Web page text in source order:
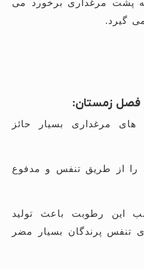
پشت مرغداری برخورد می
گیرد.
فصل زمستان:
مرغداری بسیار حائز
را از طریق تنفس و مدفوع
این رطوبت باعث تولید
تنفس پرندگان بسیار مضر